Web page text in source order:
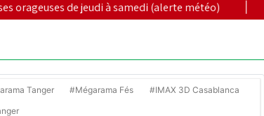
à samedi (alerte météo) | El Niño
Tanger #Mégarama Fés #IMAX 3D Casablanca